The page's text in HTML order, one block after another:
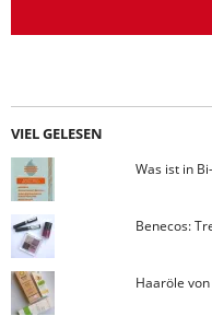
VIEL GELESEN
Was ist in
Benecos:
Haaröle